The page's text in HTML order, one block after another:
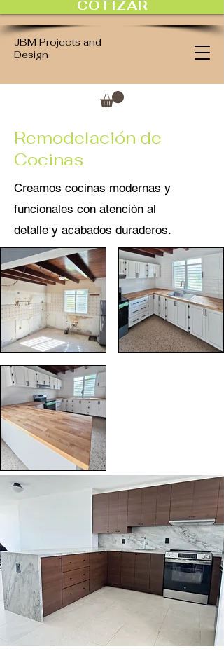
COTIZAR
JBM Projects and
Design
Remodelación de
Cocinas
Creamos cocinas modernas y
funcionales con atención al
detalle y acabados duraderos.